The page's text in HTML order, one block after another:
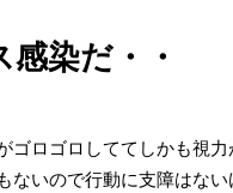
染だ・・
ロゴロしててしかも視力
いので行動に支障はない